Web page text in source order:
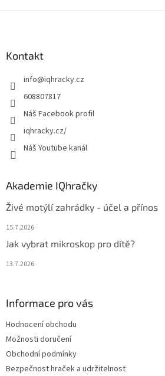
Kontakt
info@iqhracky.cz
608807817
Náš Facebook profil
iqhracky.cz/
Náš Youtube kanál
Akademie IQhračky
Živé motýlí zahrádky - účel a přínos
15.7.2026
Jak vybrat mikroskop pro dítě?
13.7.2026
Informace pro vás
Hodnocení obchodu
Možnosti doručení
Obchodní podmínky
Bezpečnost hraček a udržitelnost